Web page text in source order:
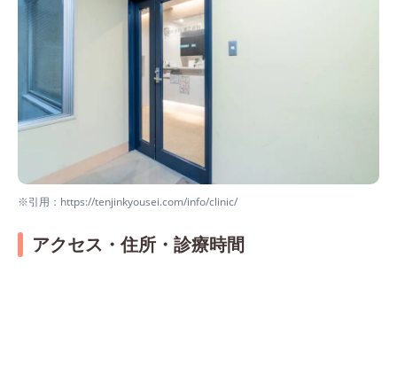
※引用：https://tenjinkyousei.com/info/clinic/
アクセス・住所・診療時間